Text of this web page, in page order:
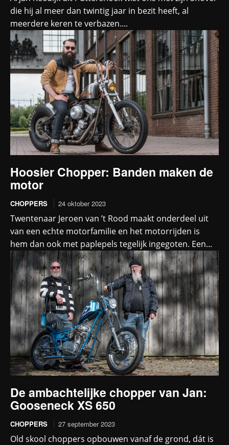
die hij al meer dan twintig jaar in bezit heeft, al
meerdere keren te verbazen....
Hoosier Chopper: Banden maken de
motor
CHOPPERS 24 oktober 2023
Twentenaar Jeroen van ’t Rood maakt onderdeel uit
van een echte motorfamilie en het motorrijden is
hem dan ook met paplepels tegelijk ingegoten. Een...
De ambachtelijke chopper van Jan:
Gooseneck XS 650
CHOPPERS 27 september 2023
Old skool choppers opbouwen vanaf de grond, dát is